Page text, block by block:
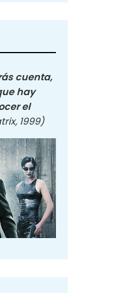
cuenta,
hay
el
1999)